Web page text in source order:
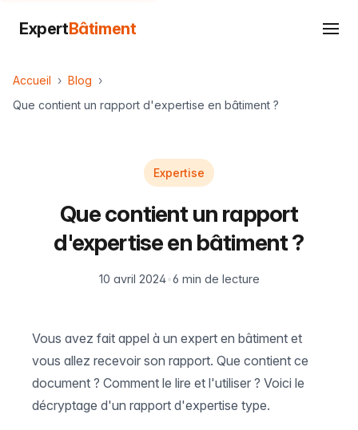
ExpertBâtiment
Accueil
Blog
Que contient un rapport d'expertise en bâtiment ?
Expertise
Que contient un rapport
d'expertise en bâtiment ?
10 avril 2024•6 min de lecture
Vous avez fait appel à un expert en bâtiment et
vous allez recevoir son rapport. Que contient ce
document ? Comment le lire et l'utiliser ? Voici le
décryptage d'un rapport d'expertise type.